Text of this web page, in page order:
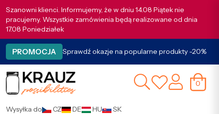
Szanowni klienci. Informujemy, że w dniu 14.08 Piątek nie
pracujemy. Wszystkie zamówienia będą realizowane od dnia
17.08 Poniedziałek
PROMOCJA Sprawdź okazje na popularne produkty -20%
0
Wysyłka do CZ DE HU SK